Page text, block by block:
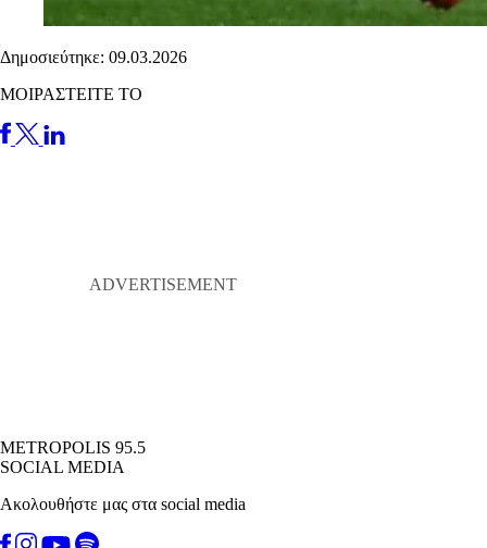
Δημοσιεύτηκε: 09.03.2026
ΜΟΙΡΑΣΤΕΙΤΕ ΤΟ
METROPOLIS 95.5
SOCIAL MEDIA
Ακολουθήστε μας στα social media